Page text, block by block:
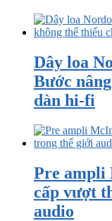
Dây loa
Bước
dàn hi-fi
Pre ampli
cấp vượt
audio